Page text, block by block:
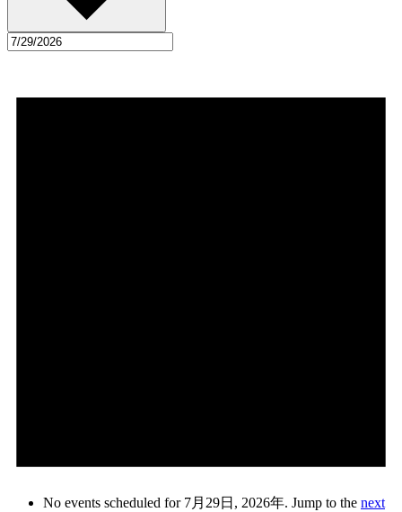
No events scheduled for 7月29日, 2026年. Jump to the next